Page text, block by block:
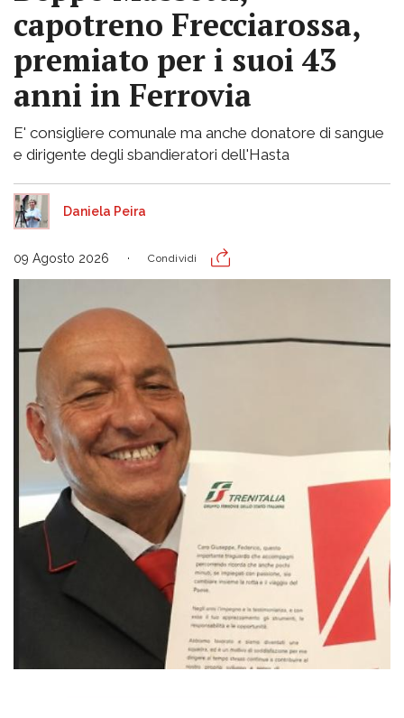
capotreno Frecciarossa,
premiato per i suoi 43
anni in Ferrovia
E' consigliere comunale ma anche donatore di sangue
e dirigente degli sbandieratori dell'Hasta
Daniela Peira
09 Agosto 2026 Condividi